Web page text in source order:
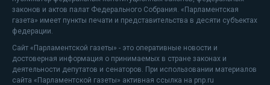
законов и актов палат Федерального Собрания. «Парламентская
газета» имеет пункты печати и представительства в десяти субъектах
федерации.
Сайт «Парламентской газеты» - это оперативные новости и
достоверная информация о принимаемых в стране законах и
деятельности депутатов и сенаторов. При использовании материалов
сайта «Парламентской газеты» активная ссылка на pnp.ru